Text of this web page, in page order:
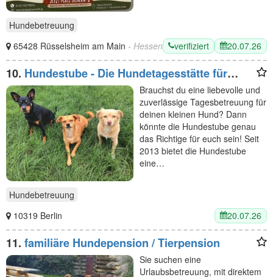
Hundebetreuung
65428 Rüsselsheim am Main - Hessen verifiziert 20.07.26
10. Hundestube - Die Hundetagesstätte für
kleine Hunde
Brauchst du eine liebevolle und
zuverlässige Tagesbetreuung für
deinen kleinen Hund? Dann
könnte die Hundestube genau
das Richtige für euch sein! Seit
2013 bietet die Hundestube
eine…
Hundebetreuung
10319 Berlin
20.07.26
11. familiäre Hundepension / Tierpension
Sie suchen eine
Urlaubsbetreuung, mit direktem